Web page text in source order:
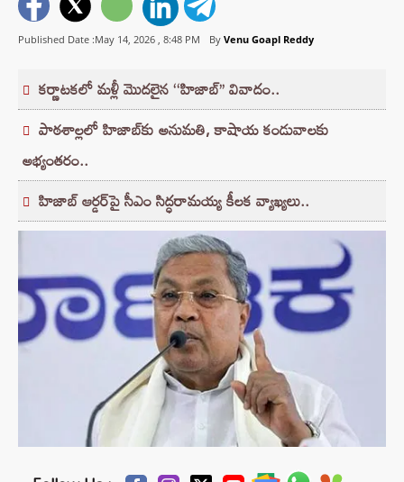
Published Date :May 14, 2026 , 8:48 PM By Venu Goapl Reddy
కర్ణాటకలో మళ్లీ మొదలైన ‘‘హిజాబ్’’ వివాదం..
పాఠశాల్లలో హిజాబ్‌కు అనుమతి, కాషాయ కండువాలకు
అభ్యంతరం..
హిజాబ్ ఆర్డర్‌పై సీఎం సిద్ధరామయ్య కీలక వ్యాఖ్యలు..